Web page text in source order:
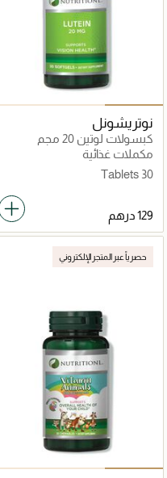
نوتريشونل
كبسولات لوتين 20 مجم
مكملات غذائية
30 Tablets
حصرياً عبر المتجر الإلكتروني